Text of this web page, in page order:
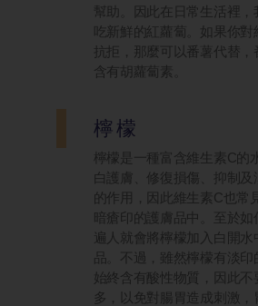
幫助。因此在日常生活裡，
吃新鮮的紅蘿蔔。如果你
抗拒，那麼可以番薯代替
含有胡蘿蔔素。
檸檬
檸檬是一種富含維生素C的
白護膚、修復損傷、抑制及
的作用，因此維生素C也常
暗瘡印的護膚品中。至於如
遍人就會將檸檬加入白開水
品。不過，雖然檸檬有淡印
始終含有酸性物質，因此不
多，以免對腸胃造成刺激，